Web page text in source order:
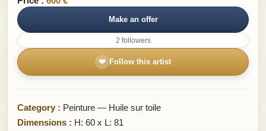
Make an offer
2 followers
❤ Follow this artist
Category : Peinture — Huile sur toile
Dimensions : H: 60 x L: 81